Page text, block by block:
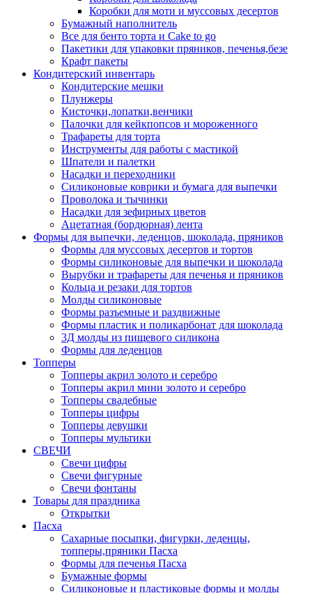
Коробки для моти и муссовых десертов
Бумажный наполнитель
Все для бенто торта и Cake to go
Пакетики для упаковки пряников, печенья,безе
Крафт пакеты
Кондитерский инвентарь
Кондитерские мешки
Плунжеры
Кисточки,лопатки,венчики
Палочки для кейкпопсов и мороженного
Трафареты для торта
Инструменты для работы с мастикой
Шпатели и палетки
Насадки и переходники
Силиконовые коврики и бумага для выпечки
Проволока и тычинки
Насадки для зефирных цветов
Ацетатная (бордюрная) лента
Формы для выпечки, леденцов, шоколада, пряников
Формы для муссовых десертов и тортов
Формы силиконовые для выпечки и шоколада
Вырубки и трафареты для печенья и пряников
Кольца и резаки для тортов
Молды силиконовые
Формы разъемные и раздвижные
Формы пластик и поликарбонат для шоколада
3Д молды из пищевого силикона
Формы для леденцов
Топперы
Топперы акрил золото и серебро
Топперы акрил мини золото и серебро
Топперы свадебные
Топперы цифры
Топперы девушки
Топперы мультики
СВЕЧИ
Свечи цифры
Свечи фигурные
Свечи фонтаны
Товары для праздника
Открытки
Пасха
Сахарные посыпки, фигурки, леденцы,
топперы,пряники Пасха
Формы для печенья Пасха
Бумажные формы
Силиконовые и пластиковые формы и молды